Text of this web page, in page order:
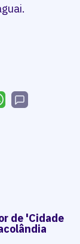
de 'Cidade